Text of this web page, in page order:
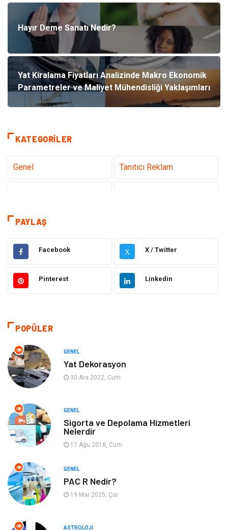
Hayır Deme Sanatı Nedir?
Yat Kiralama Fiyatları Analizinde Makro Ekonomik
Parametreler ve Maliyet Mühendisliği Yaklaşımları
KATEGORILER
Genel Tanıtıcı Reklam
Teknoloji & İnternet
Elektrik & Elektronik Dekorasyon
Güzellik ve Bakım Eğitim
Makine
Eğitim ve Kariyer
Gıda Organizasyon
Tatil Hobi
Genel Kültür
Müzik
PAYLAŞ
Facebook X X / Twitter
Pinterest Linkedin
POPÜLER
GENEL
Yat Dekorasyon
30 Ara 2022, Cum
GENEL
Sigorta ve Depolama Hizmetleri
Nelerdir
17 Ağu 2018, Cum
GENEL
PAC R Nedir?
19 Mar 2025, Çar
ASTROLOJI